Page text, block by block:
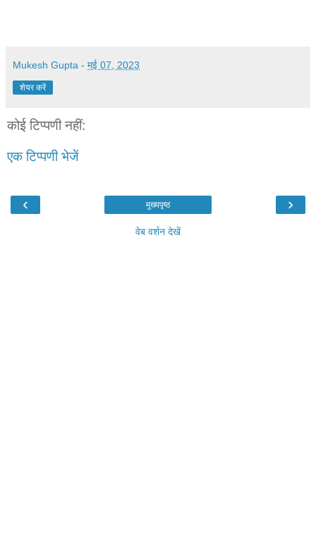
Mukesh Gupta - मई 07, 2023
शेयर करें
कोई टिप्पणी नहीं:
एक टिप्पणी भेजें
‹ ›
मुख्यपृष्ठ
वेब वर्शन देखें